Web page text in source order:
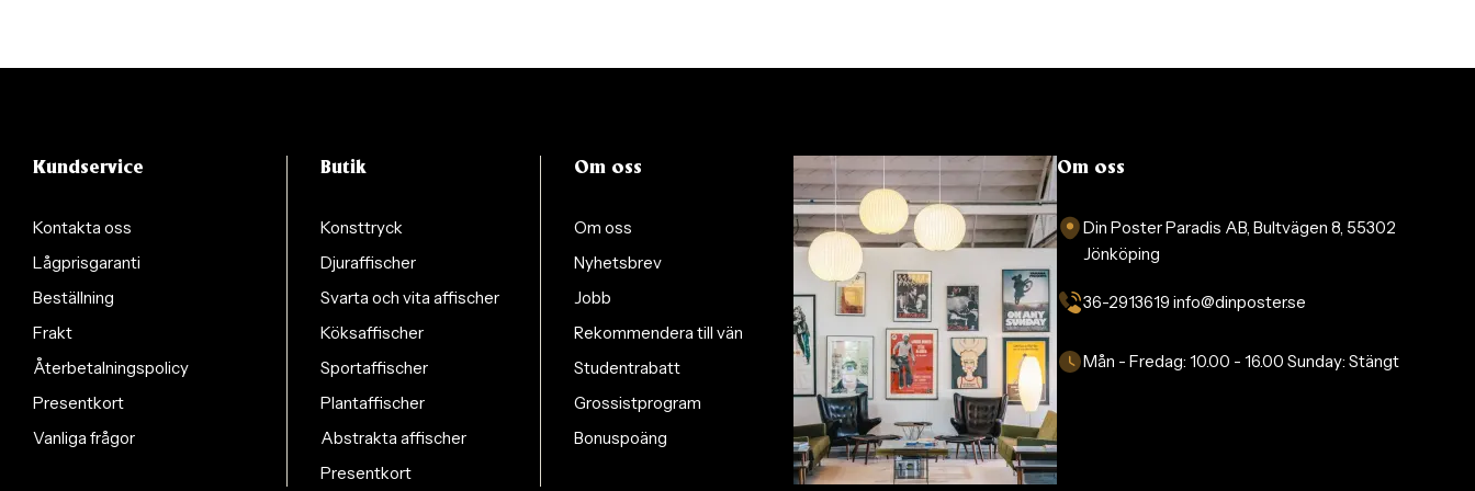
Kundservice
Kontakta oss
Lågprisgaranti
Beställning
Frakt
Återbetalningspolicy
Presentkort
Vanliga frågor
Butik
Konsttryck
Djuraffischer
Svarta och vita affischer
Köksaffischer
Sportaffischer
Plantaffischer
Abstrakta affischer
Presentkort
Om oss
Om oss
Nyhetsbrev
Jobb
Rekommendera till vän
Studentrabatt
Grossistprogram
Bonuspoäng
Om oss
Din Poster Paradis AB, Bultvägen 8, 55302
Jönköping
36-2913619 info@dinposter.se​
Mån - Fredag:10.00 - 16.00Sunday:Stängt